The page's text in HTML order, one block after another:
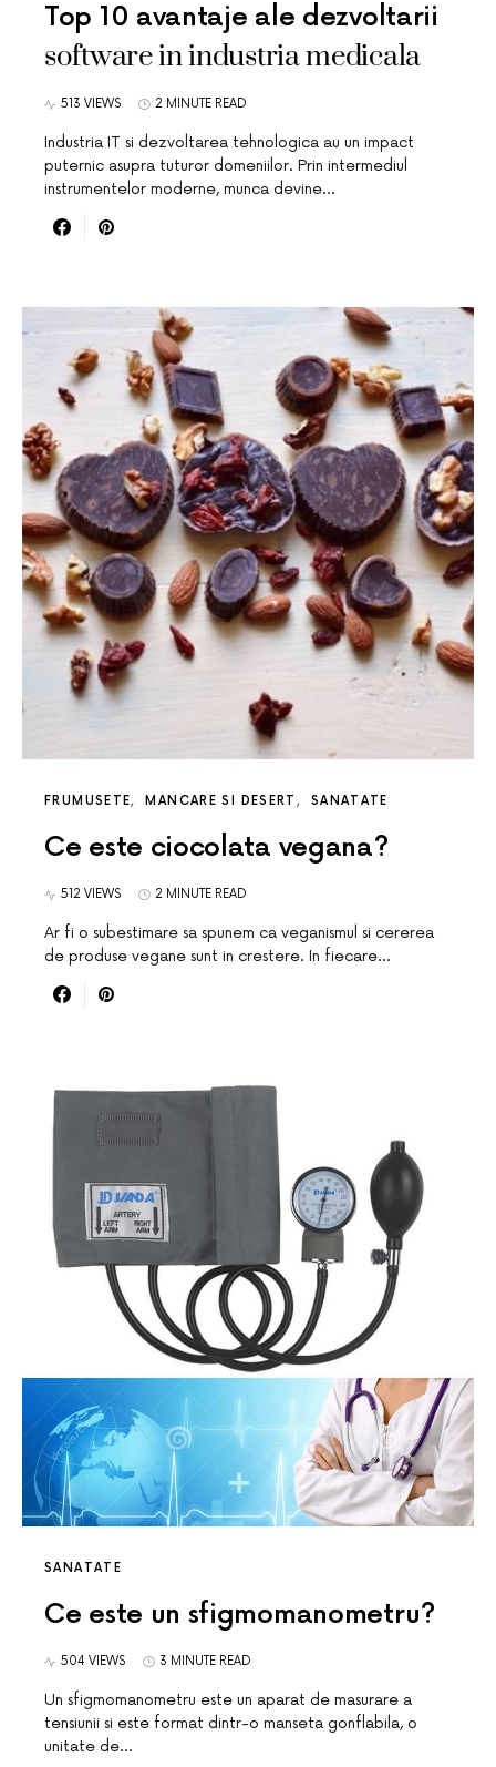
Top 10 avantaje ale dezvoltarii
software in industria medicala
513 VIEWS 2 MINUTE READ
Industria IT si dezvoltarea tehnologica au un impact
puternic asupra tuturor domeniilor. Prin intermediul
instrumentelor moderne, munca devine…
FRUMUSETE MANCARE SI DESERT SANATATE
Ce este ciocolata vegana?
512 VIEWS 2 MINUTE READ
Ar fi o subestimare sa spunem ca veganismul si cererea
de produse vegane sunt in crestere. In fiecare…
SANATATE
Ce este un sfigmomanometru?
504 VIEWS 3 MINUTE READ
Un sfigmomanometru este un aparat de masurare a
tensiunii si este format dintr-o manseta gonflabila, o
unitate de…